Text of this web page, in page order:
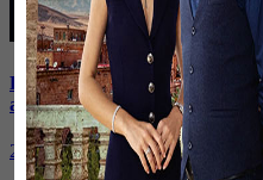
Баспанасын ала алмай
алдына түнеуге келді
26 января, 19:35